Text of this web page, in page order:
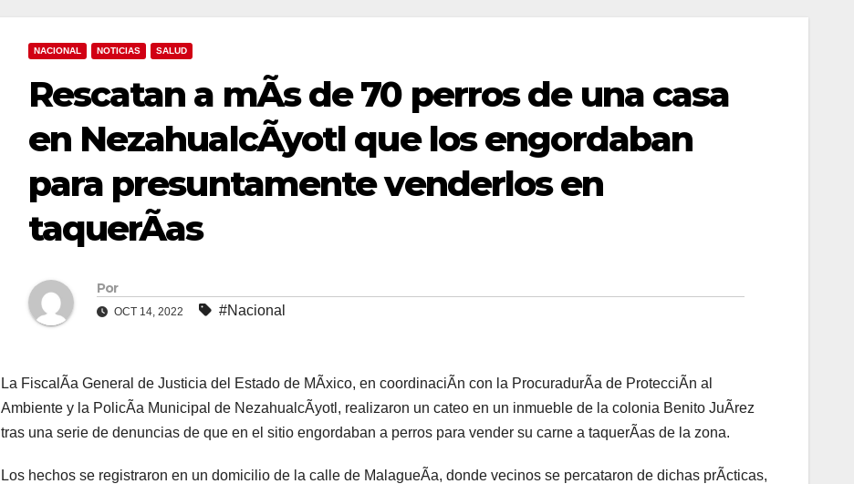
NACIONAL NOTICIAS SALUD
Rescatan a mÃs de 70 perros de una casa
en NezahualcÃyotl que los engordaban
para presuntamente venderlos en
taquerÃas
Por
OCT 14, 2022 #Nacional
La FiscalÃa General de Justicia del Estado de MÃxico, en coordinaciÃn con la ProcuradurÃa de ProtecciÃn al
Ambiente y la PolicÃa Municipal de NezahualcÃyotl, realizaron un cateo en un inmueble de la colonia Benito JuÃrez
tras una serie de denuncias de que en el sitio engordaban a perros para vender su carne a taquerÃas de la zona.
Los hechos se registraron en un domicilio de la calle de MalagueÃa, donde vecinos se percataron de dichas prÃcticas,